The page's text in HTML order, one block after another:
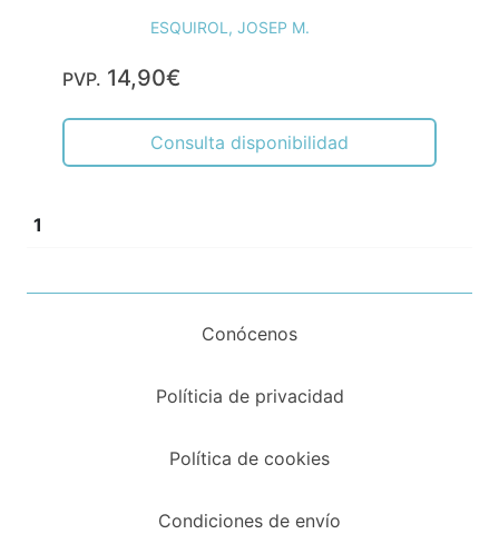
ESQUIROL, JOSEP M.
PVP. 14,90€
Consulta disponibilidad
1
Conócenos
Políticia de privacidad
Política de cookies
Condiciones de envío